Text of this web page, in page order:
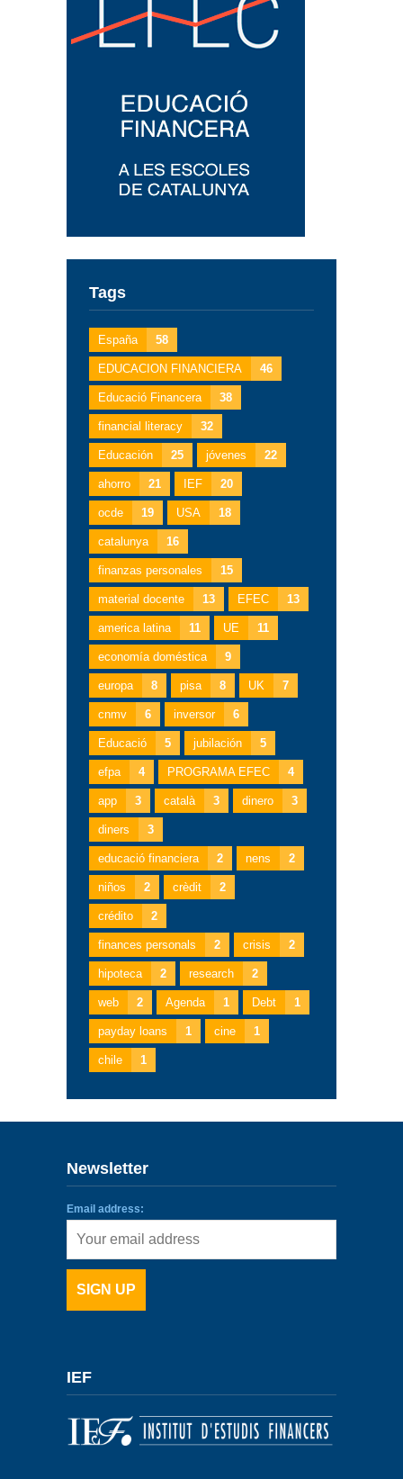
Tags
España 58
EDUCACION FINANCIERA 46
Educació Financera 38
financial literacy 32
Educación 25 jóvenes 22
ahorro 21 IEF 20
ocde 19 USA 18
catalunya 16
finanzas personales 15
material docente 13 EFEC 13
america latina 11 UE 11
economía doméstica 9
europa 8 pisa 8 UK 7
cnmv 6 inversor 6
Educació 5 jubilación 5
efpa 4 PROGRAMA EFEC 4
app 3 català 3 dinero 3
diners 3
educació financiera 2 nens 2
niños 2 crèdit 2
crédito 2
finances personals 2 crisis 2
hipoteca 2 research 2
web 2 Agenda 1 Debt 1
payday loans 1 cine 1
chile 1
Newsletter
Email address:
IEF